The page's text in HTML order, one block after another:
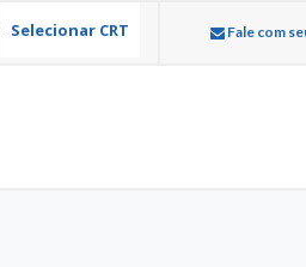
Selecionar CRT Fale com